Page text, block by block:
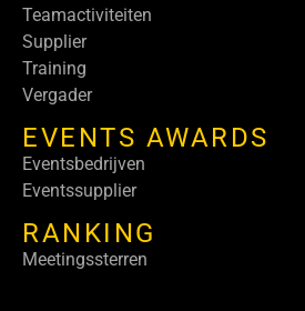
Teamactiviteiten
Supplier
Training
Vergader
EVENTS AWARDS
Eventsbedrijven
Eventssupplier
RANKING
Meetingssterren